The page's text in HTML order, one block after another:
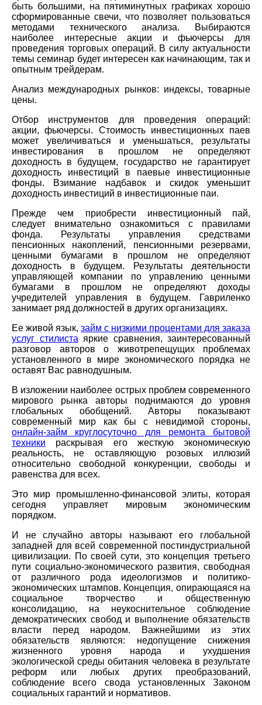
быть большими, на пятиминутных графиках хорошо
сформированные свечи, что позволяет пользоваться
методами технического анализа. Выбираются
наиболее интересные акции и фьючерсы для
проведения торговых операций. В силу актуальности
темы семинар будет интересен как начинающим, так и
опытным трейдерам.
Анализ международных рынков: индексы, товарные
цены.
Отбор инструментов для проведения операций:
акции, фьючерсы. Стоимость инвестиционных паев
может увеличиваться и уменьшаться, результаты
инвестирования в прошлом не определяют
доходность в будущем, государство не гарантирует
доходность инвестиций в паевые инвестиционные
фонды. Взимание надбавок и скидок уменьшит
доходность инвестиций в инвестиционные паи.
Прежде чем приобрести инвестиционный пай,
следует внимательно ознакомиться с правилами
фонда. Результаты управления средствами
пенсионных накоплений, пенсионными резервами,
ценными бумагами в прошлом не определяют
доходность в будущем. Результаты деятельности
управляющей компании по управлению ценными
бумагами в прошлом не определяют доходы
учредителей управления в будущем. Гавриленко
занимает ряд должностей в других организациях.
Ее живой язык, займ с низкими процентами для заказа
услуг стилиста яркие сравнения, заинтересованный
разговор авторов о животрепещущих проблемах
установленного в мире экономического порядка не
оставят Вас равнодушным.
В изложении наиболее острых проблем современного
мирового рынка авторы поднимаются до уровня
глобальных обобщений. Авторы показывают
современный мир как бы с невидимой стороны,
онлайн-займ круглосуточно для ремонта бытовой
техники раскрывая его жесткую экономическую
реальность, не оставляющую розовых иллюзий
относительно свободной конкуренции, свободы и
равенства для всех.
Это мир промышленно-финансовой элиты, которая
сегодня управляет мировым экономическим
порядком.
И не случайно авторы называют его глобальной
западней для всей современной постиндустриальной
цивилизации. По своей сути, это концепция третьего
пути социально-экономического развития, свободная
от различного рода идеологизмов и политико-
экономических штампов. Концепция, опирающаяся на
социальное творчество и общественную
консолидацию, на неукоснительное соблюдение
демократических свобод и выполнение обязательств
власти перед народом. Важнейшими из этих
обязательств являются: недопущение снижения
жизненного уровня народа и ухудшения
экологической среды обитания человека в результате
реформ или любых других преобразований,
соблюдение всего свода установленных Законом
социальных гарантий и нормативов.